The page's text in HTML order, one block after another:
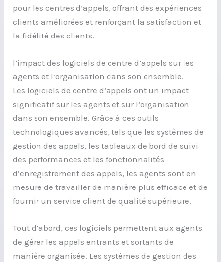
pour les centres d’appels, offrant des expériences
clients améliorées et renforçant la satisfaction et
la fidélité des clients.
l’impact des logiciels de centre d’appels sur les
agents et l’organisation dans son ensemble.
Les logiciels de centre d’appels ont un impact
significatif sur les agents et sur l’organisation
dans son ensemble. Grâce à ces outils
technologiques avancés, tels que les systèmes de
gestion des appels, les tableaux de bord de suivi
des performances et les fonctionnalités
d’enregistrement des appels, les agents sont en
mesure de travailler de manière plus efficace et de
fournir un service client de qualité supérieure.
Tout d’abord, ces logiciels permettent aux agents
de gérer les appels entrants et sortants de
manière organisée. Les systèmes de gestion des